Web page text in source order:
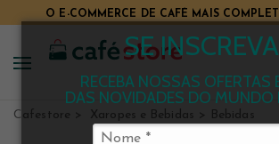
SE
RECEBA NOSSAS OFERTAS
DAS NOVIDADES DO MUNDO
O E-COMMERCE DE CAFÉ MAIS
Cafestore Xaropes e Bebidas Bebidas